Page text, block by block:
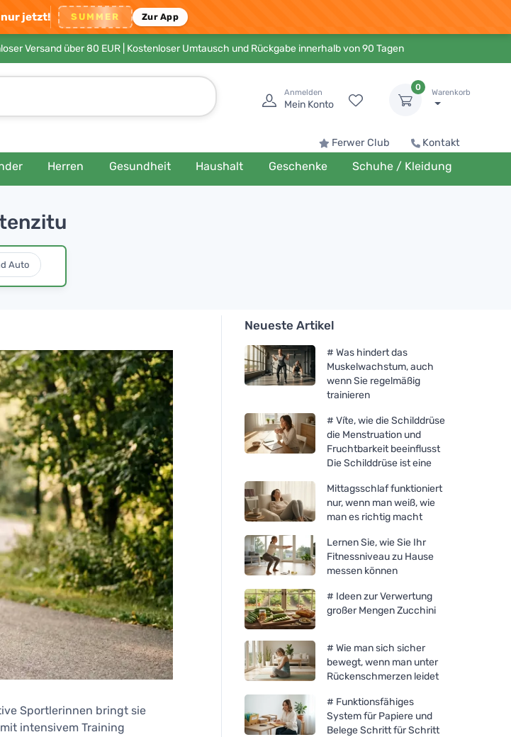
nur jetzt! SUMMER Zur App
Versand über 80 EUR | Kostenloser Umtausch und Rückgabe innerhalb von 90 Tagen
Anmelden
Mein Konto
0
Warenkorb
Ferwer Club Kontakt
Herren Gesundheit Haushalt Geschenke Schuhe / Kleidung
Auto
Sportlerinnen bringt sie
intensivem Training
Neueste Artikel
# Was hindert das
Muskelwachstum, auch
wenn Sie regelmäßig
trainieren
# Víte, wie die Schilddrüse
die Menstruation und
Fruchtbarkeit beeinflusst
Die Schilddrüse ist eine
Mittagsschlaf funktioniert
nur, wenn man weiß, wie
man es richtig macht
Lernen Sie, wie Sie Ihr
Fitnessniveau zu Hause
messen können
# Ideen zur Verwertung
großer Mengen Zucchini
# Wie man sich sicher
bewegt, wenn man unter
Rückenschmerzen leidet
# Funktionsfähiges
System für Papiere und
Belege Schritt für Schritt